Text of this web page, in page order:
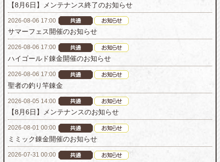
【8月6日】メンテナンス終了のお知らせ
2026-08-06 17:00
サマーフェス開催のお知らせ
2026-08-06 17:00
ハイゴールド錬金開催のお知らせ
2026-08-06 17:00
聖者の釣り竿錬金
2026-08-05 14:00
【8月6日】メンテナンスのお知らせ
2026-08-01 00:00
ミミック錬金開催のお知らせ
2026-07-31 00:00